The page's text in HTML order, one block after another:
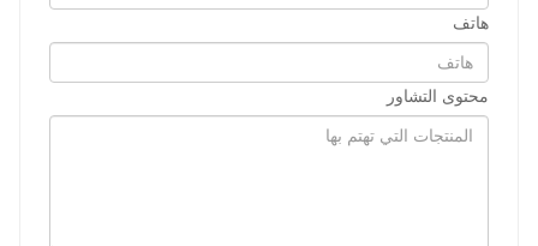
هاتف
محتوى التشاور